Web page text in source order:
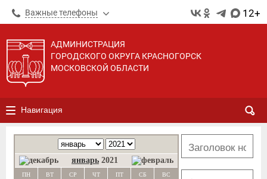
Важные телефоны 12+
АДМИНИСТРАЦИЯ
ГОРОДСКОГО ОКРУГА КРАСНОГОРСК
МОСКОВСКОЙ ОБЛАСТИ
Навигация
январь 2021
ПН ВТ СР ЧТ ПТ СБ ВС